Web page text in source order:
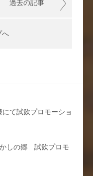
へ
過去の記事
て試飲プロモーショ
しの郷 試飲プロモ